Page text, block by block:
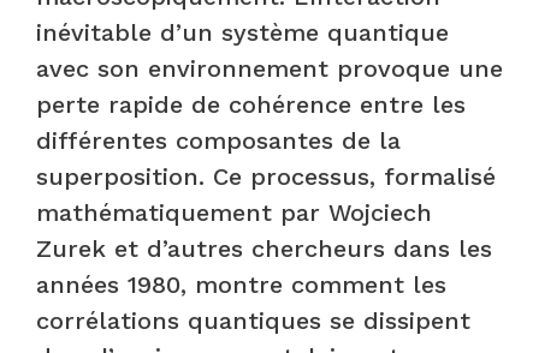
inévitable d’un système quantique
avec son environnement provoque une
perte rapide de cohérence entre les
différentes composantes de la
superposition. Ce processus, formalisé
mathématiquement par Wojciech
Zurek et d’autres chercheurs dans les
années 1980, montre comment les
corrélations quantiques se dissipent